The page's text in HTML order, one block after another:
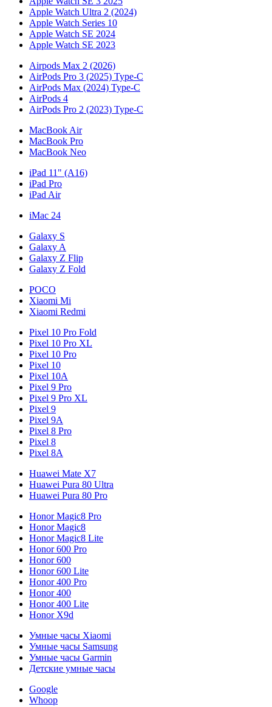
Apple Watch Ultra 2 (2024)
Apple Watch Series 10
Apple Watch SE 2024
Apple Watch SE 2023
Airpods Max 2 (2026)
AirPods Pro 3 (2025) Type-C
AirPods Max (2024) Type-C
AirPods 4
AirPods Pro 2 (2023) Type-C
MacBook Air
MacBook Pro
MacBook Neo
iPad 11" (A16)
iPad Pro
iPad Air
iMac 24
Galaxy S
Galaxy A
Galaxy Z Flip
Galaxy Z Fold
POCO
Xiaomi Mi
Xiaomi Redmi
Pixel 10 Pro Fold
Pixel 10 Pro XL
Pixel 10 Pro
Pixel 10
Pixel 10A
Pixel 9 Pro
Pixel 9 Pro XL
Pixel 9
Pixel 9A
Pixel 8 Pro
Pixel 8
Pixel 8A
Huawei Mate X7
Huawei Pura 80 Ultra
Huawei Pura 80 Pro
Honor Magic8 Pro
Honor Magic8
Honor Magic8 Lite
Honor 600 Pro
Honor 600
Honor 600 Lite
Honor 400 Pro
Honor 400
Honor 400 Lite
Honor X9d
Умные часы Xiaomi
Умные часы Samsung
Умные часы Garmin
Детские умные часы
Google
Whoop